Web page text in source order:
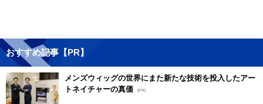
おすすめ記事【PR】
メンズウィッグの世界にまた新たな技術を投入したアー
トネイチャーの真価 [PR]